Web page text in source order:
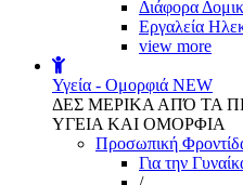
Διάφορα
Εργαλεία
view more
Υγεία - Ομορφιά NEW
ΔΕΣ ΜΕΡΙΚΑ ΑΠΌ ΤΑ
ΥΓΕΙΑ ΚΑΙ ΟΜΟΡΦΙΑ
Προσωπική
Για την